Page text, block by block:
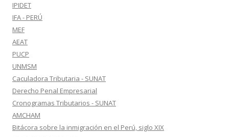
IPIDET
IFA - PERÚ
MEF
AEAT
PUCP
UNMSM
Caculadora Tributaria - SUNAT
Derecho Penal Empresarial
Cronogramas Tributarios - SUNAT
AMCHAM
Bitácora sobre la inmigración en el Perú, siglo XIX